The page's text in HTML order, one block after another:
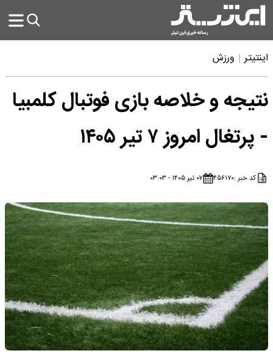
اینتیتر ورزش
نتیجه و خلاصه بازی فوتبال کلمبیا
- پرتغال امروز ۷ تیر ۱۴۰۵
کد خبر :۴۵۶۱۷۰ ۰۷ تیر ۱۴۰۵ - ۰۳:۰۳